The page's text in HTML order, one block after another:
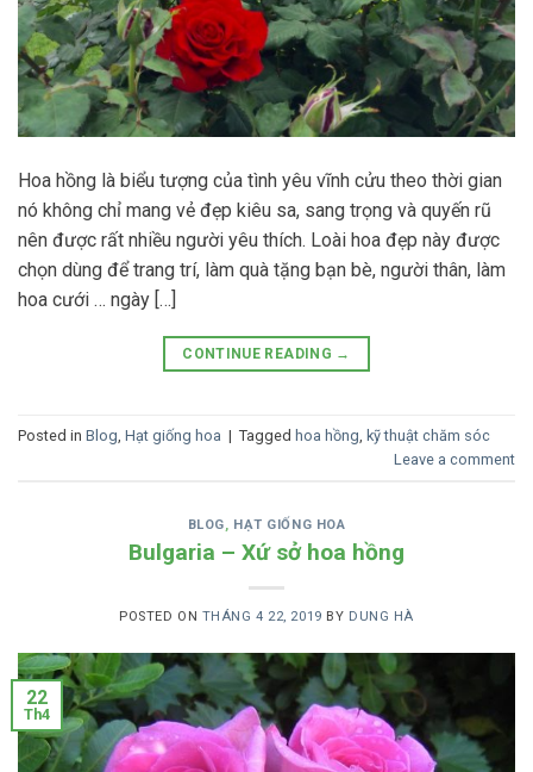
Hoa hồng là biểu tượng của tình yêu vĩnh cửu theo thời gian
nó không chỉ mang vẻ đẹp kiêu sa, sang trọng và quyến rũ
nên được rất nhiều người yêu thích. Loài hoa đẹp này được
chọn dùng để trang trí, làm quà tặng bạn bè, người thân, làm
hoa cưới … ngày […]
CONTINUE READING →
Posted in Blog Hạt giống hoa | Tagged hoa hồng kỹ thuật chăm sóc
Leave a comment
BLOG, HẠT GIỐNG HOA
Bulgaria – Xứ sở hoa hồng
POSTED ON THÁNG 4 22, 2019 BY DUNG HÀ
22
Th4